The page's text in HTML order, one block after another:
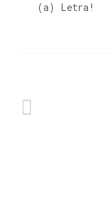
(a) Letra!